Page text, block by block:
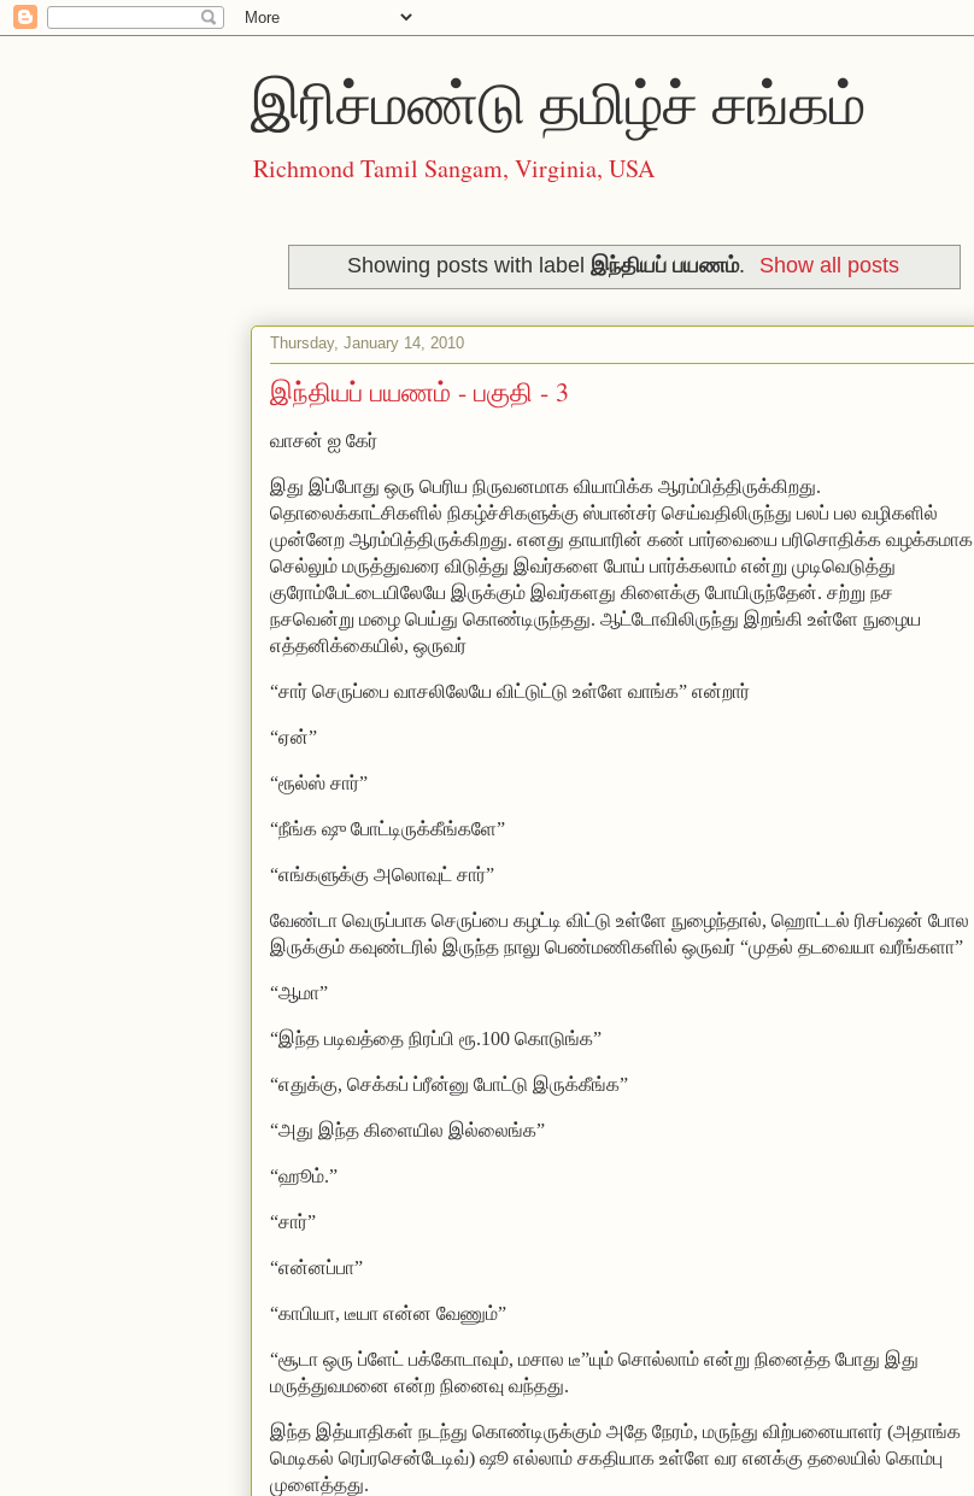
இரிச்மண்டு தமிழ்ச் சங்கம்
Richmond Tamil Sangam, Virginia, USA
Showing posts with label இந்தியப் பயணம். Show all posts
Thursday, January 14, 2010
இந்தியப் பயணம் - பகுதி - 3
வாசன் ஐ கேர்
இது இப்போது ஒரு பெரிய நிருவனமாக வியாபிக்க ஆரம்பித்திருக்கிறது.
தொலைக்காட்சிகளில் நிகழ்ச்சிகளுக்கு ஸ்பான்சர் செய்வதிலிருந்து பலப் பல வழிகளில்
முன்னேற ஆரம்பித்திருக்கிறது. எனது தாயாரின் கண் பார்வையை பரிசொதிக்க வழக்கமாக
செல்லும் மருத்துவரை விடுத்து இவர்களை போய் பார்க்கலாம் என்று முடிவெடுத்து
குரோம்பேட்டையிலேயே இருக்கும் இவர்களது கிளைக்கு போயிருந்தேன். சற்று நச
நசவென்று மழை பெய்து கொண்டிருந்தது. ஆட்டோவிலிருந்து இறங்கி உள்ளே நுழைய
எத்தனிக்கையில், ஒருவர்
“சார் செருப்பை வாசலிலேயே விட்டுட்டு உள்ளே வாங்க” என்றார்
“ஏன்”
“ரூல்ஸ் சார்”
“நீங்க ஷு போட்டிருக்கீங்களே”
“எங்களுக்கு அலொவுட் சார்”
வேண்டா வெருப்பாக செருப்பை கழட்டி விட்டு உள்ளே நுழைந்தால், ஹொட்டல் ரிசப்ஷன் போல
இருக்கும் கவுண்டரில் இருந்த நாலு பெண்மணிகளில் ஒருவர் “முதல் தடவையா வரீங்களா”
“ஆமா”
“இந்த படிவத்தை நிரப்பி ரூ.100 கொடுங்க”
“எதுக்கு, செக்கப் ப்ரீன்னு போட்டு இருக்கீங்க”
“அது இந்த கிளையில இல்லைங்க”
“ஹூம்.”
“சார்”
“என்னப்பா”
“காபியா, டீயா என்ன வேணும்”
“சூடா ஒரு ப்ளேட் பக்கோடாவும், மசால டீ”யும் சொல்லாம் என்று நினைத்த போது இது
மருத்துவமனை என்ற நினைவு வந்தது.
இந்த இத்யாதிகள் நடந்து கொண்டிருக்கும் அதே நேரம், மருந்து விற்பனையாளர் (அதாங்க
மெடிகல் ரெப்ரசென்டேடிவ்) ஷூ எல்லாம் சகதியாக உள்ளே வர எனக்கு தலையில் கொம்பு
முளைத்தது.